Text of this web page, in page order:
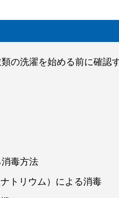
の洗濯を始める前に確認
毒方法
トリウム）による消毒